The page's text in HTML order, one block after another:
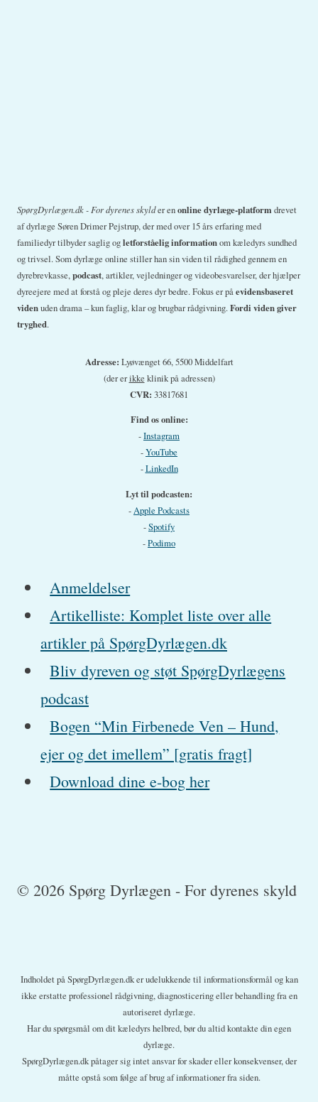
SpørgDyrlægen.dk - For dyrenes skylder enonline dyrlæge-platformdrevet
af dyrlæge Søren Drimer Pejstrup, der med over 15 års erfaring med
familiedyr tilbyder saglig ogletforståelig informationom kæledyrs sundhed
og trivsel. Som dyrlæge online stiller han sin viden til rådighed gennem en
dyrebrevkasse,podcast, artikler, vejledninger og videobesvarelser, der hjælper
dyreejere med at forstå og pleje deres dyr bedre. Fokus er påevidensbaseret
videnuden drama – kun faglig, klar og brugbar rådgivning.Fordi viden giver
tryghed.
Adresse: Lyøvænget 66, 5500 Middelfart
(der erikke klinik på adressen)
CVR: 33817681
Find os online:
-Instagram
-YouTube
-LinkedIn
Lyt til podcasten:
-Apple Podcasts
-Spotify
-Podimo
Anmeldelser
Artikelliste: Komplet liste over alle
artikler på SpørgDyrlægen.dk
Bliv dyreven og støt SpørgDyrlægens
podcast
Bogen “Min Firbenede Ven – Hund,
ejer og det imellem” [gratis fragt]
Download dine e-bog her
© 2026 Spørg Dyrlægen - For dyrenes skyld
Indholdet på SpørgDyrlægen.dk er udelukkende til informationsformål og kan
ikke erstatte professionel rådgivning, diagnosticering eller behandling fra en
autoriseret dyrlæge.
Har du spørgsmål om dit kæledyrs helbred, bør du altid kontakte din egen
dyrlæge.
SpørgDyrlægen.dk påtager sig intet ansvar for skader eller konsekvenser, der
måtte opstå som følge af brug af informationer fra siden.